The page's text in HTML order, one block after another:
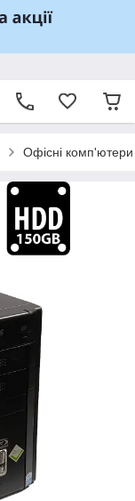
Офісні комп'ютери